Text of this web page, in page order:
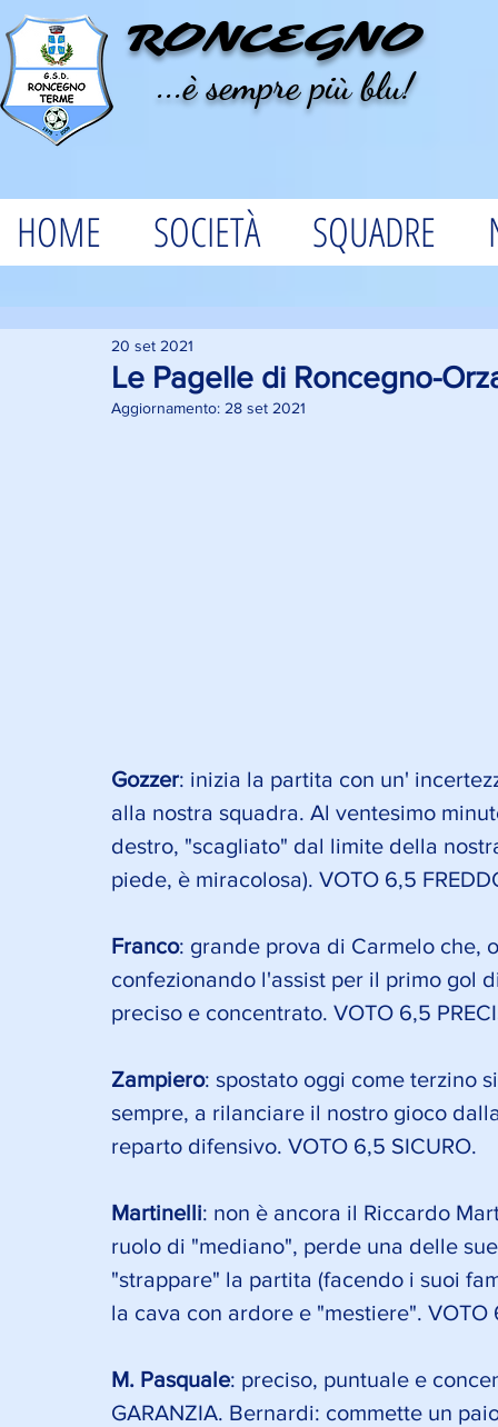
RONCEGNO
...è sempre più blu!
HOME SOCIETÀ SQUADRE
Le Pagelle di Roncegno-
20 set 2021
Aggiornamento: 28 set 2021
Gozzer: inizia la partita con un'
alla nostra squadra. Al ventesimo
destro, "scagliato" dal limite della
piede, è miracolosa). VOTO 6,5
Franco: grande prova di Carmelo che,
confezionando l'assist per il primo gol
preciso e concentrato. VOTO 6,5
Zampiero: spostato oggi come terzino
sempre, a rilanciare il nostro gioco
reparto difensivo. VOTO 6,5 SICURO.
Martinelli: non è ancora il Riccardo
ruolo di "mediano", perde una delle
"strappare" la partita (facendo i suoi
la cava con ardore e "mestiere". VOTO
M. Pasquale: preciso, puntuale e
GARANZIA. Bernardi: commette un